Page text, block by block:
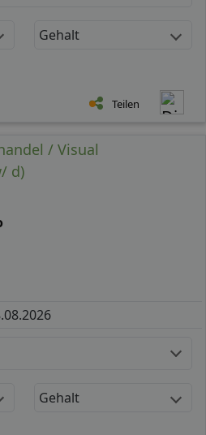
Gehalt
Teilen
/ Visual
d)
Gehalt